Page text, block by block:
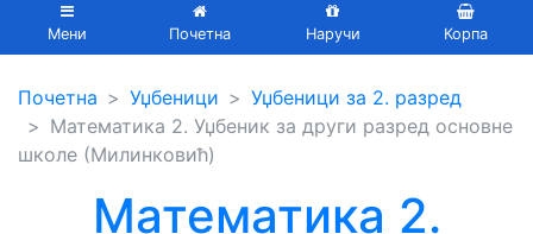
Мени Почетна Наручи Корпа
Уџбеници
вртиће
Лектира
Акције
Почетна Уџбеници
Уџбеници за 2. разред
Математика 2. Уџбеник за други разред основне
школе (Милинковић)
Математика 2.